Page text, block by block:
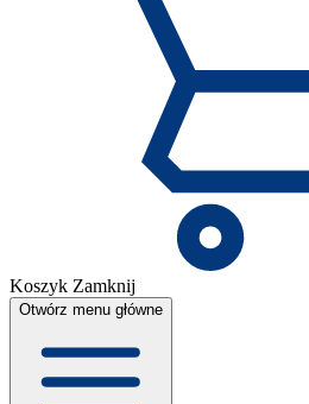
Koszyk Zamknij
Otwórz menu główne